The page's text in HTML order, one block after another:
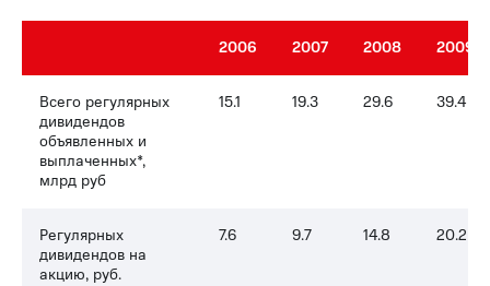
2006 2007 2008 2009
Всего регулярных
дивидендов
объявленных и
выплаченных*,
млрд руб
15.1 19.3 29.6 39.4
Регулярных
дивидендов на
акцию, руб.
7.6 9.7 14.8 20.2